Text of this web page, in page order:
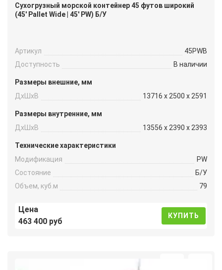
Сухогрузный морской контейнер 45 футов широкий
(45′ Pallet Wide | 45′ PW) Б/У
Артикул
45PWB
Доступность
В наличии
Размеры внешние, мм
ДxШxВ
13716 x 2500 x 2591
Размеры внутренние, мм
ДxШxВ
13556 x 2390 x 2393
Технические характеристики
Модификация
PW
Состояние
Б/У
Объем, куб.м
79
Цена
463 400 руб
КУПИТЬ